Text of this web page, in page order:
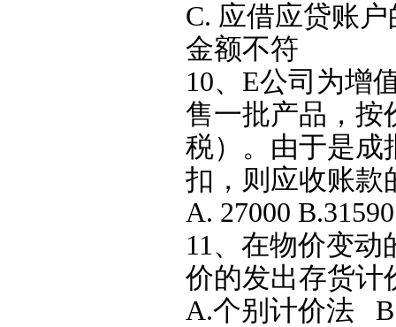
C. 应借应贷账
金额不符
10、E公司为增
售一批产品，按
税）。由于是成
扣，则应收账款
A. 27000
11、在物价变
价的发出存货计
A.个别计价法